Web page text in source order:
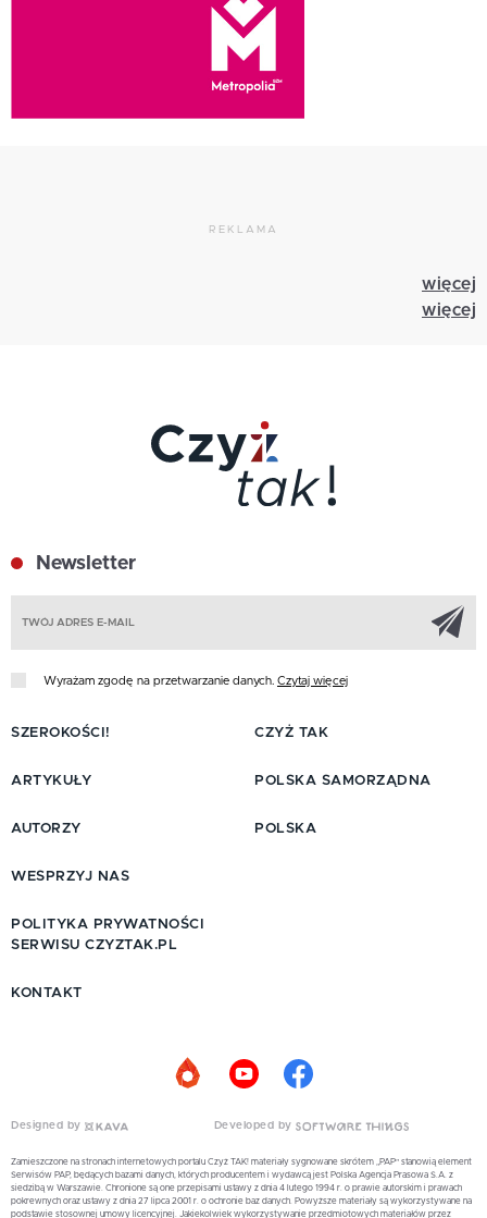
REKLAMA
więcej
więcej
Newsletter
Wyrażam zgodę na przetwarzanie danych. Czytaj więcej
SZEROKOŚCI!
ARTYKUŁY
AUTORZY
CZYŻ TAK
POLSKA SAMORZĄDNA
POLSKA
WESPRZYJ NAS
POLITYKA PRYWATNOŚCI
SERWISU CZYZTAK.PL
KONTAKT
Designed by Developed by
Zamieszczone na stronach internetowych portalu Czyż TAK! materiały sygnowane skrótem „PAP” stanowią element
Serwisów PAP, będących bazami danych, których producentem i wydawcą jest Polska Agencja Prasowa S.A. z
siedzibą w Warszawie. Chronione są one przepisami ustawy z dnia 4 lutego 1994 r. o prawie autorskim i prawach
pokrewnych oraz ustawy z dnia 27 lipca 2001 r. o ochronie baz danych. Powyższe materiały są wykorzystywane na
podstawie stosownej umowy licencyjnej. Jakiekolwiek wykorzystywanie przedmiotowych materiałów przez